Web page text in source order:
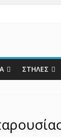
ΣΤΗΛΕΣ